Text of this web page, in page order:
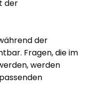
der
der
Fragen, die im
werden